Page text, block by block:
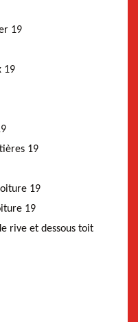
19
19
19
19
19
rive et dessous toit